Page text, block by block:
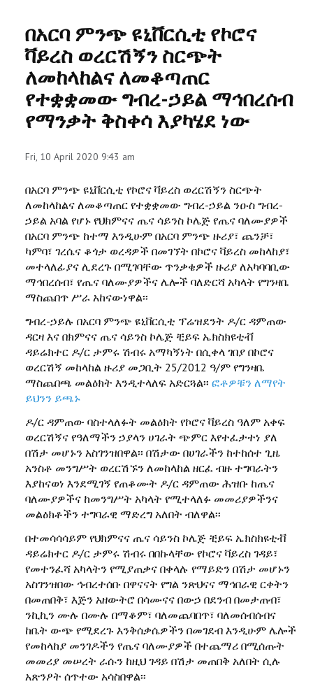
PARTNERSHIP
በአርባ ምንጭ ዩኒቨርሲቲ የኮሮና
ቫይረስ ወረርሽኝን ስርጭት
ለመከላከልና ለመቆጣጠር
የተቋቋመው ግብረ-ኃይል ማኅበረሰብ
የማንቃት ቅስቀሳ እያካሄደ ነው
Fri, 10 April 2020 9:43 am
በአርባ ምንጭ ዩኒቨርሲቲ የኮሮና ቫይረስ ወረርሽኝን ስርጭት
ለመከላከልና ለመቆጣጠር የተቋቋመው ግብረ-ኃይል ንዑስ ግብረ-
ኃይል አባል የሆኑ የህክምናና ጤና ሳይንስ ኮሌጅ የጤና ባለሙያዎች
በአርባ ምንጭ ከተማ እንዲሁም በአርባ ምንጭ ዙሪያ፣ ጨንቻ፣
ካምባ፣ ገረሴና ቆጎታ ወረዳዎች በመገኘት በኮሮና ቫይረስ መከላከያ፣
መተላለፊያና ሊደረጉ በሚገባቸው ጥንቃቄዎች ዙሪያ ለአካባባቢው
ማኅበረሰብ፣ የጤና ባለሙያዎችና ሌሎች ባለድርሻ አካላት የግንዛቤ
ማስጨበጥ ሥራ አከናውነዋል፡፡
ግብረ-ኃይሉ በአርባ ምንጭ ዩኒቨርሲቲ ፕሬዝደንት ዶ/ር ዳምጠው
ዳርዛ እና በክምናና ጤና ሳይንስ ኮሌጅ ቺይፍ ኤክስክዩቲቭ
ዳይሬክተር ዶ/ር ታምሩ ሽብሩ አማካኝነት በሲቀላ ገበያ በኮሮና
ወረርሽኝ መከላከል ዙሪያ መጋቢት 25/2012 ዓ/ም የግንዛቤ
ማስጨበጫ መልዕክት እንዲተላለፍ አድርጓል፡፡ ፎቶዎቹን ለማየት
ይህንን ይጫኑ
ዶ/ር ዳምጠው ባስተላለፉት መልዕክት የኮሮና ቫይረስ ዓለም አቀፍ
ወረርሽኝና የዓለማችን ኃያላን ሀገራት ጭምር እየተፈታተነ ያለ
በሽታ መሆኑን አስገንዝበዋል፡፡ በሽታው በሀገራችን ከተከሰተ ጊዜ
አንስቶ መንግሥት ወረርሽኙን ለመከላከል ዘርፈ ብዙ ተግባራትን
እያከናወነ እንደሚገኝ የጠቆሙት ዶ/ር ዳምጠው ሕዝቡ ከጤና
ባለሙያዎችና ከመንግሥት አካላት የሚተላለፉ መመሪያዎችንና
መልዕክቶችን ተግባራዊ ማድረግ አለበት ብለዋል፡፡
በተመሳሳሳይም የህክምናና ጤና ሳይንስ ኮሌጅ ቺይፍ ኤክስክዩቲቭ
ዳይሬክተር ዶ/ር ታምሩ ሽብሩ በበኩላቸው የኮሮና ቫይረስ ገዳይ፣
የመተንፈሻ አካላትን የሚያጠቃና በቀላሉ የማይድን በሽታ መሆኑን
አስገንዝበው ኅብረተሰቡ በዋናናት የግል ንጽህናና ማኅበራዊ ርቀትን
በመጠበቅ፣ እጅን አዘውትሮ በሳሙናና በውኃ በደንብ በመታጠብ፣
ንኪኪን ሙሉ በሙሉ በማቆም፣ ባለመጨባበጥ፣ ባለመሰብሰብና
ከቤት ውጭ የሚደረጉ እንቅሰቃሴዎችን በመገደብ እንዲሁም ሌሎች
የመከላከያ መንገዶችን የጤና ባለሙያዎች በተጨማሪ በሚሰጡት
መመሪያ መሠረት ራሱን ከዚህ ገዳይ በሽታ መጠበቅ አለበት ሲሉ
አጽንዖት ሰጥተው አሳስበዋል፡፡